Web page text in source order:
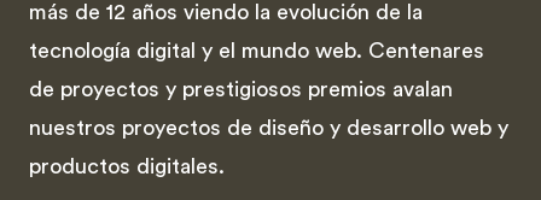
más de 12 años viendo la evolución de la
tecnología digital y el mundo web. Centenares
de proyectos y prestigiosos premios avalan
nuestros proyectos de diseño y desarrollo web y
productos digitales.